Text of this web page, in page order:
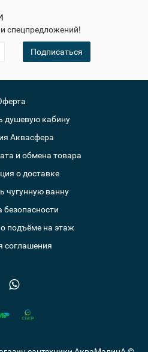
спецпредложений!
Подписаться
душевую кабину
Аквасфера
и обмена товара
о доставке
чугунную ванну
безопасности
подъёме на этаж
соглашения